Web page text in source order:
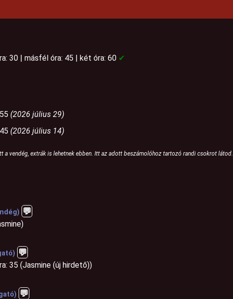
30 | másfél óra: 45 | két óra: 60 ✔
(2026 július 29)
(2026 július 14)
a vendég, extrák is lehetnek ebben. Itt az adott beszámolóhoz tartozó randi csokrot látod.
💬️
💬️
35 (Jasmine (új hirdető))
💬